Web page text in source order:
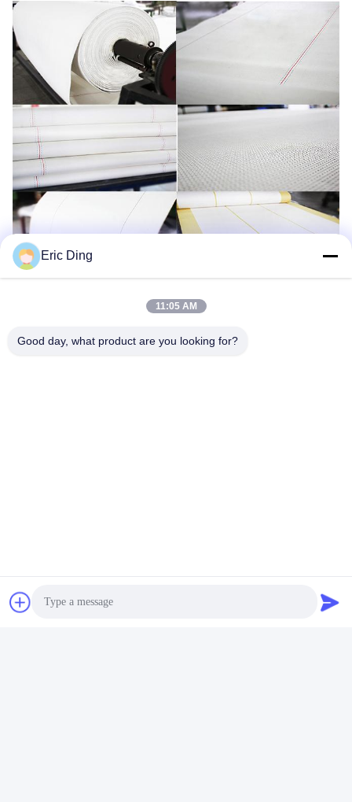
태그: Industrial Fabrics Fast Drying
빠른 연락
Eric Ding
11:05 AM
Good day, what product are you looking for?